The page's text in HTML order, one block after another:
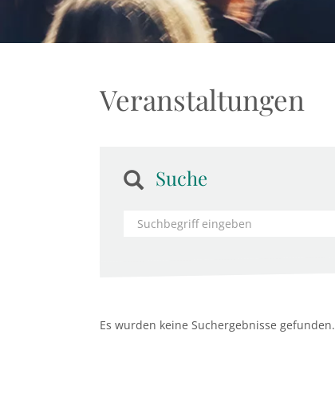
Veranstaltungen
Suche
Es wurden keine Suchergebnisse gefunden.